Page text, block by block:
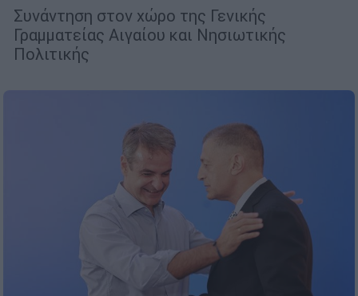
Συνάντηση στον χώρο της Γενικής
Γραμματείας Αιγαίου και Νησιωτικής
Πολιτικής